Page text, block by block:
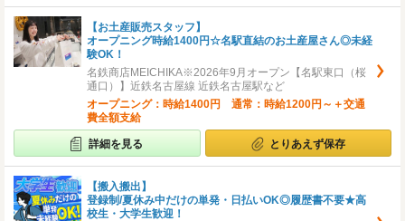
【お土産販売スタッフ】
オープニング時給1400円☆名駅直結のお土産屋さん◎未経
験OK！
名鉄商店MEICHIKA※2026年9月オープン【名駅東口（桜
通口）】近鉄名古屋線 近鉄名古屋駅など
オープニング：時給1400円 通常：時給1200円～＋交通
費全額支給
詳細を見る とりあえず保存
【搬入搬出】
登録制/夏休み中だけの単発・日払いOK◎履歴書不要★高
校生・大学生歓迎！